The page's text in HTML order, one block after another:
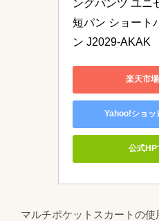
ングパンツ ユニ
短パン ショート
ン J2029-AKAK
楽天市
Yahoo!ショッ
公式HP
マルチポケットスカートの使